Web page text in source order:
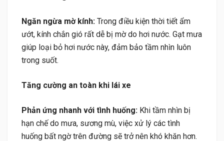
Ngăn ngừa mờ kính: Trong điều kiện thời tiết ẩm
ướt, kính chắn gió rất dễ bị mờ do hơi nước. Gạt mưa
giúp loại bỏ hơi nước này, đảm bảo tầm nhìn luôn
trong suốt.
Tăng cường an toàn khi lái xe
Phản ứng nhanh với tình huống: Khi tầm nhìn bị
hạn chế do mưa, sương mù, việc xử lý các tình
huống bất ngờ trên đường sẽ trở nên khó khăn hơn.